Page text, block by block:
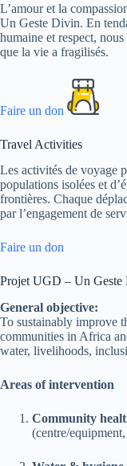
L’amour et la
Un Geste Divin. En
humaine et respect,
que la vie a fragilisés.
Faire un don
Travel Activities
Les activités de voyage
populations isolées et
frontières. Chaque
par l’engagement de
Faire un don
Projet UGD – Un
General objective:
To sustainably improve
communities in Africa
water, livelihoods,
Areas of intervention
Community
(centre/